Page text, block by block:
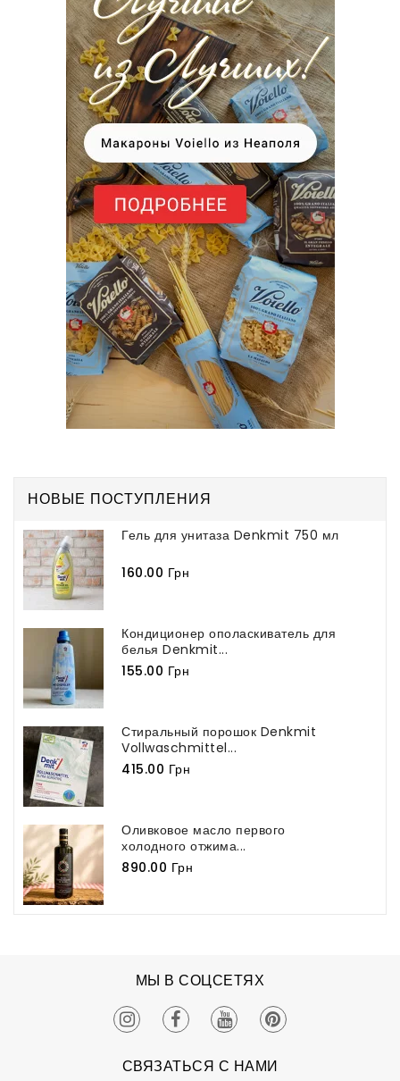
НОВЫЕ ПОСТУПЛЕНИЯ
Гель для унитаза Denkmit 750 мл
160.00 Грн
Кондиционер ополаскиватель для
белья Denkmit...
155.00 Грн
Стиральный порошок Denkmit
Vollwaschmittel...
415.00 Грн
Оливковое масло первого
холодного отжима...
890.00 Грн
МЫ В СОЦСЕТЯХ
СВЯЗАТЬСЯ С НАМИ